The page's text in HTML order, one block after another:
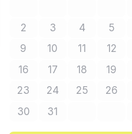
2No tickets available
3No tickets available
4No tickets
5No
9No tickets available
10No tickets available
11No tickets
12No
16No tickets available
17No tickets available
18No tickets
19No
23No tickets available
24No tickets available
25No tickets
26
No
30No tickets available
31No tickets available